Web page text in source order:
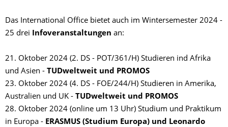
Das International Office bietet auch im Wintersemester 2024 -
25 drei Infoveranstaltungen an:
21. Oktober 2024 (2. DS - POT/361/H) Studieren ind Afrika
und Asien - TUDweltweit und PROMOS
23. Oktober 2024 (4. DS - FOE/244/H) Studieren in Amerika,
Australien und UK - TUDweltweit und PROMOS
28. Oktober 2024 (online um 13 Uhr) Studium und Praktikum
in Europa - ERASMUS (Studium Europa) und Leonardo